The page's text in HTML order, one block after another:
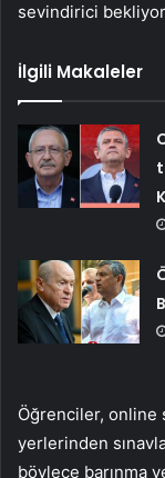
sevindirici
İlgili Makaleler
Öğrenciler, online
yerlerinden
böylece barınma